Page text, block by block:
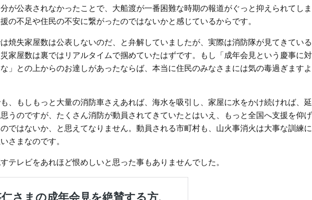
が公表されなかったことで、大船渡が一番困難な時期の報道がぐっと抑えられてしま
の不足や住民の不安に繋がったのではないかと感じているからです。
焼失家屋数は公表しないのだ、と弁解していましたが、実際は消防隊が見てきている
家屋数は裏ではリアルタイムで掴めていたはずです。もし「成年会見という慶事に対
」との上からのお達しがあったならば、本当に住民のみなさまには気の毒過ぎますよ
、もしもっと大量の消防車さえあれば、海水を吸引し、家屋に水をかけ続ければ、延
うのですが、たくさん消防が動員されてきていたとはいえ、もっと全国へ支援を仰げ
ではないか、と思えてなりません。動員される市町村も、山火事消火は大事な訓練に
さまなのです。
テレビをあれほど恨めしいと思った事もありませんでした。